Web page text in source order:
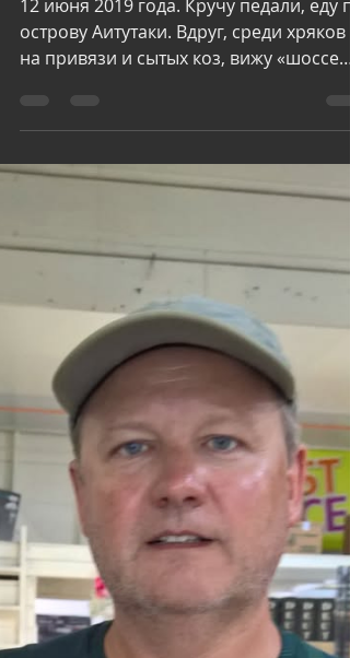
Vladimir Orlov
Дневник кругосветки.
Аитутаки. День 48-й.
Папа Генри, или
политика в раю
12 июня 2019 года. Кручу педали, еду
острову Аитутаки. Вдруг, среди хряков
на привязи и сытых коз, вижу «шоссе
имени сэра Альберта...